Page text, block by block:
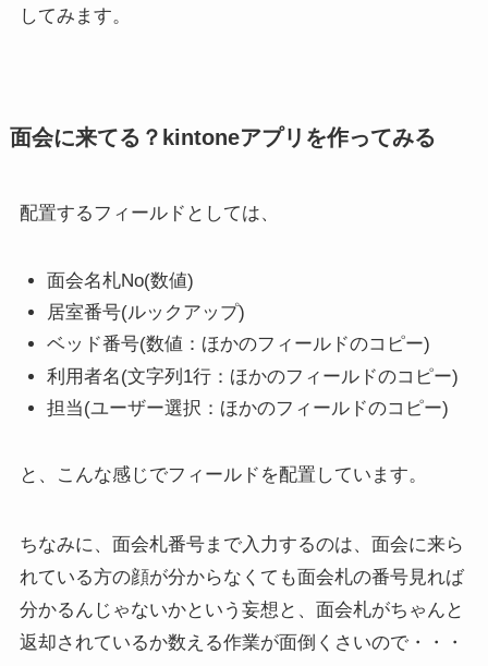
してみます。
面会に来てる？kintoneアプリを作ってみる
配置するフィールドとしては、
面会名札No(数値)
居室番号(ルックアップ)
ベッド番号(数値：ほかのフィールドのコピー)
利用者名(文字列1行：ほかのフィールドのコピー)
担当(ユーザー選択：ほかのフィールドのコピー)
と、こんな感じでフィールドを配置しています。
ちなみに、面会札番号まで入力するのは、面会に来ら
れている方の顔が分からなくても面会札の番号見れば
分かるんじゃないかという妄想と、面会札がちゃんと
返却されているか数える作業が面倒くさいので・・・